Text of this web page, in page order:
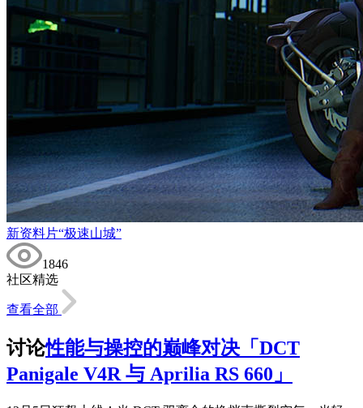
新资料片“极速山城”
1846
社区精选
查看全部
讨论性能与操控的巅峰对决「DCT
Panigale V4R 与 Aprilia RS 660」